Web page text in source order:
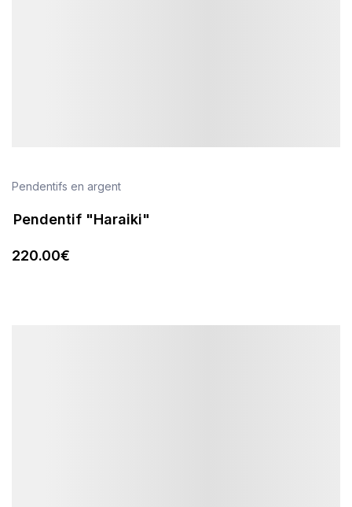
Pendentifs en argent
Pendentif "Haraiki"
220.00€